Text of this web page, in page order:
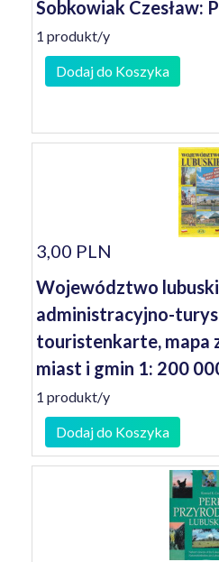
Sobkowiak Czesław:
1 produkt/y
Dodaj do Koszyka
3,00 PLN
Województwo
administracyjno-
touristenkarte, mapa
miast i gmin 1: 200
1 produkt/y
Dodaj do Koszyka